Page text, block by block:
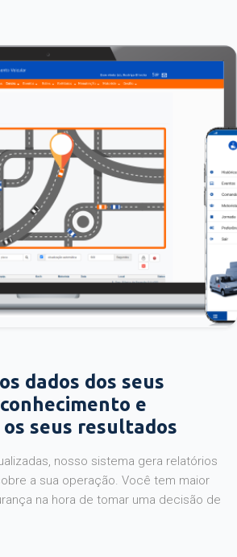
dados dos seus
e
seus resultados
nosso sistema gera relatórios
a sua operação. Você tem maior
na hora de tomar uma decisão de